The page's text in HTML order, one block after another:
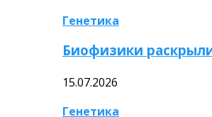
Генетика
Биофизики
15.07.2026
Генетика